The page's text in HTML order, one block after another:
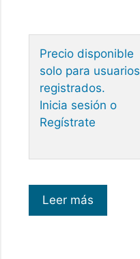
Precio disponible
solo para usuarios
registrados.
Inicia sesión o
Regístrate
Leer más